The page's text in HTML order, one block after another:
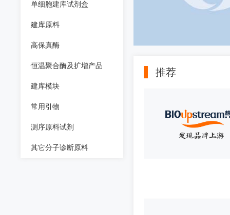
单细胞建库试剂盒
建库原料
高保真酶
恒温聚合酶及扩增产品
建库模块
常用引物
测序原料试剂
其它分子诊断原料
推荐